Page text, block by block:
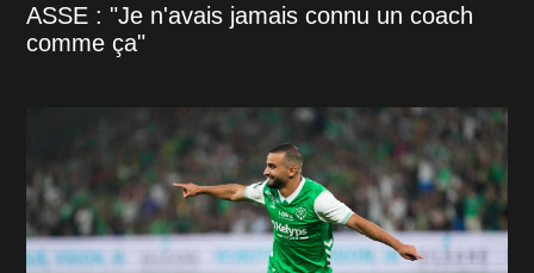
ASSE : "Je n'avais jamais connu un coach
comme ça"